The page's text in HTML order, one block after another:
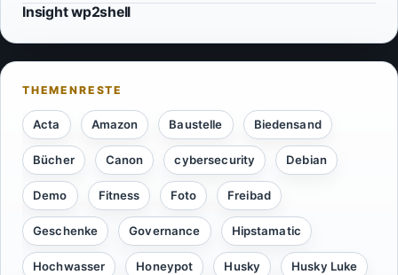
Insight wp2shell
Acta Amazon Baustelle Biedensand
Bücher Canon cybersecurity Debian
Demo Fitness Foto Freibad
Geschenke Governance Hipstamatic
Hochwasser Honeypot Husky Husky Luke